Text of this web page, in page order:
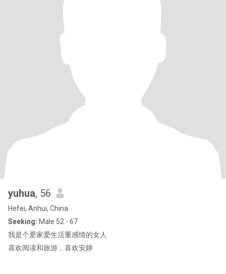
yuhua, 56
Hefei, Anhui, China
Seeking: Male 52 - 67
我是个爱家爱生活重感情的女人
喜欢阅读和旅游，喜欢安静